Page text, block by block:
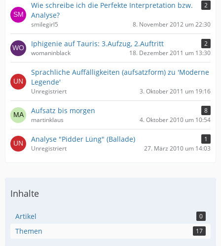
Wie schreibe ich die Perfekte Interpretation bzw.
Analyse?
2
smilegirl5 8. November 2012 um 22:30
Iphigenie auf Tauris: 3.Aufzug, 2.Auftritt
2
womaninblack
18. Dezember 2011 um 13:30
Sprachliche Auffälligkeiten (aufsatzform) zu 'Moderne
Legende'
Unregistriert 3. Oktober 2011 um 19:16
Aufsatz bis morgen
8
martinklaus
4. Oktober 2010 um 10:54
Analyse "Pidder Lüng" (Ballade)
1
Unregistriert
27. März 2010 um 14:03
Inhalte
Artikel 0
Themen 17